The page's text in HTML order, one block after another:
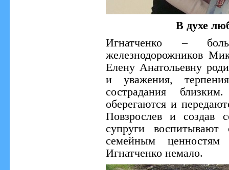
В духе
Игнатченко –
железнодорожников
Елену Анатольевну
и уважения,
сострадания
оберегаются и
Повзрослев и создав
супруги
семейным
Игнатченко немало.